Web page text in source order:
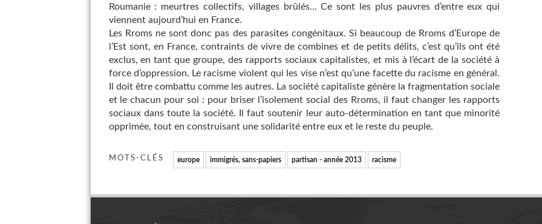
Roumanie : meurtres collectifs, villages brûlés... Ce sont les plus pauvres d’entre eux qui
viennent aujourd’hui en France.
Les Rroms ne sont donc pas des parasites congénitaux. Si beaucoup de Rroms d’Europe de
l’Est sont, en France, contraints de vivre de combines et de petits délits, c’est qu’ils ont été
exclus, en tant que groupe, des rapports sociaux capitalistes, et mis à l’écart de la société à
force d’oppression. Le racisme violent qui les vise n’est qu’une facette du racisme en général.
Il doit être combattu comme les autres. La société capitaliste génère la fragmentation sociale
et le chacun pour soi : pour briser l’isolement social des Rroms, il faut changer les rapports
sociaux dans toute la société. Il faut soutenir leur auto-détermination en tant que minorité
opprimée, tout en construisant une solidarité entre eux et le reste du peuple.
MOTS-CLÉS europe immigrés, sans-papiers partisan - année 2013 racisme